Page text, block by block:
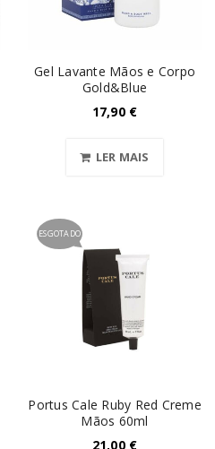
Gel Lavante Mãos e Corpo
Gold&Blue
17,90 €
LER MAIS
ESGOTADO
Portus Cale Ruby Red Creme
Mãos 60ml
21,00 €